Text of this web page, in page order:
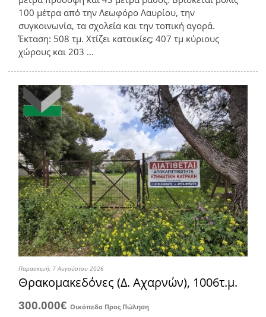
100 μέτρα από την Λεωφόρο Λαυρίου, την
συγκοινωνία, τα σχολεία και την τοπική αγορά.
Έκταση: 508 τμ. Χτίζει κατοικίες; 407 τμ κύριους
χώρους και 203 ...
Παρασκευή, 7 Αυγούστου 2026
Θρακομακεδόνες (Δ. Αχαρνών), 1006τ.μ.
300.000€Οικόπεδο Προς Πώληση